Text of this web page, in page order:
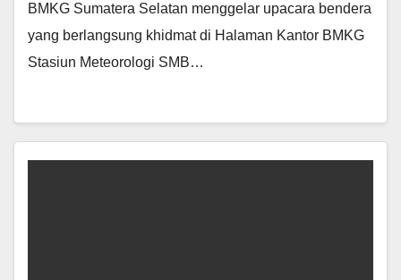
BMKG Sumatera Selatan menggelar upacara bendera
yang berlangsung khidmat di Halaman Kantor BMKG
Stasiun Meteorologi SMB…